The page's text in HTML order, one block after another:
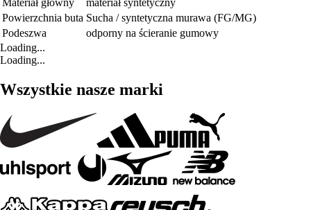
Powierzchnia buta Sucha / syntetyczna murawa (FG/MG)
Podeszwa
odporny na ścieranie gumowy
Loading...
Loading...
Wszystkie nasze marki